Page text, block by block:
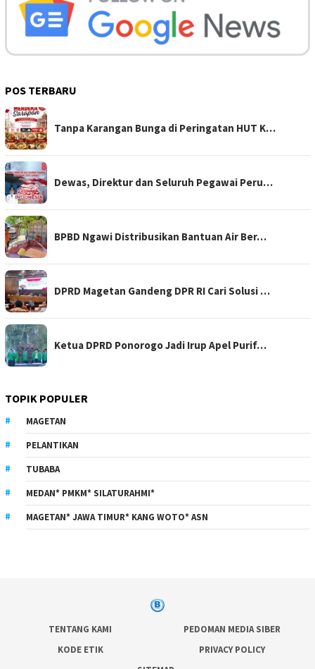
POS TERBARU
Tanpa Karangan Bunga di Peringatan HUT K…
Dewas, Direktur dan Seluruh Pegawai Peru…
BPBD Ngawi Distribusikan Bantuan Air Ber…
DPRD Magetan Gandeng DPR RI Cari Solusi …
Ketua DPRD Ponorogo Jadi Irup Apel Purif…
TOPIK POPULER
MAGETAN
PELANTIKAN
TUBABA
MEDAN* PMKM* SILATURAHMI*
MAGETAN* JAWA TIMUR* KANG WOTO* ASN
TENTANG KAMI
PEDOMAN MEDIA SIBER
KODE ETIK
PRIVACY POLICY